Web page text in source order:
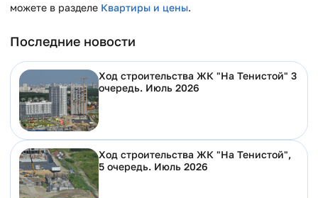
можете в разделе Квартиры и цены.
Последние новости
Ход строительства ЖК "На Тенистой" 3
очередь. Июль 2026
Ход строительства ЖК "На Тенистой",
5 очередь. Июль 2026